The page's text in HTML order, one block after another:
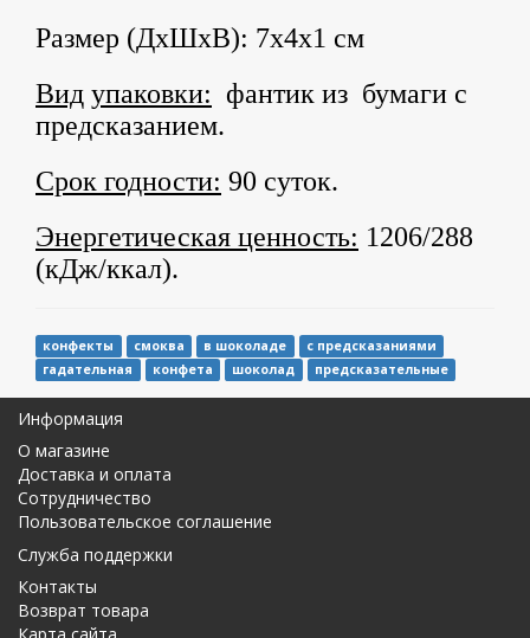
Размер (ДхШхВ): 7х4х1 см
Вид упаковки: фантик из бумаги с
предсказанием.
Срок годности: 90 суток.
Энергетическая ценность: 1206/288
(кДж/ккал).
конфекты смоква в шоколаде
с предсказаниями
гадательная
конфета шоколад предсказательные
Информация
О магазине
Доставка и оплата
Сотрудничество
Пользовательское соглашение
Служба поддержки
Контакты
Возврат товара